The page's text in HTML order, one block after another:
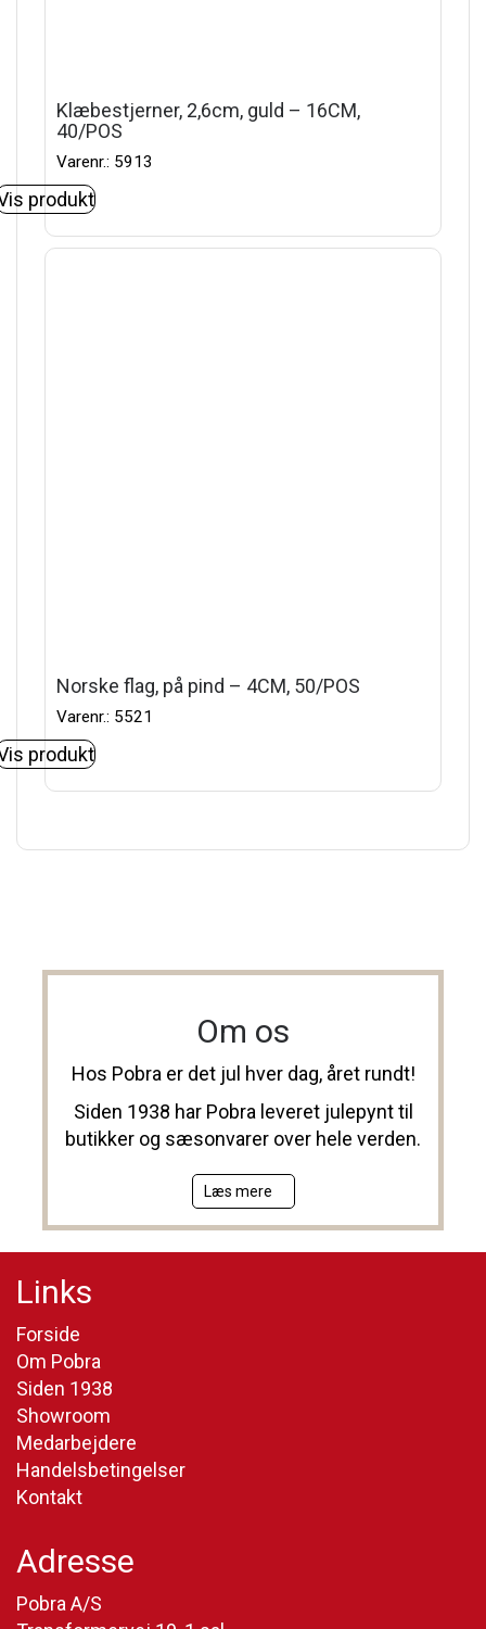
Klæbestjerner, 2,6cm, guld – 16CM,
40/POS
Varenr.: 5913
produkt
Norske flag, på pind – 4CM, 50/POS
Varenr.: 5521
produkt
Om os
Hos Pobra er det jul hver dag, året rundt!
Siden 1938 har Pobra leveret julepynt til
butikker og sæsonvarer over hele verden.
Læs mere
Links
Forside
Om Pobra
Siden 1938
Showroom
Medarbejdere
Handelsbetingelser
Kontakt
Adresse
Pobra A/S